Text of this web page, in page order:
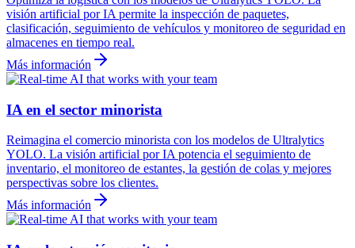
visión artificial por IA permite la inspección de paquetes,
clasificación, seguimiento de vehículos y monitoreo de seguridad en
almacenes en tiempo real.
Más información
IA en el sector minorista
Reimagina el comercio minorista con los modelos de Ultralytics
YOLO. La visión artificial por IA potencia el seguimiento de
inventario, el monitoreo de estantes, la gestión de colas y mejores
perspectivas sobre los clientes.
Más información